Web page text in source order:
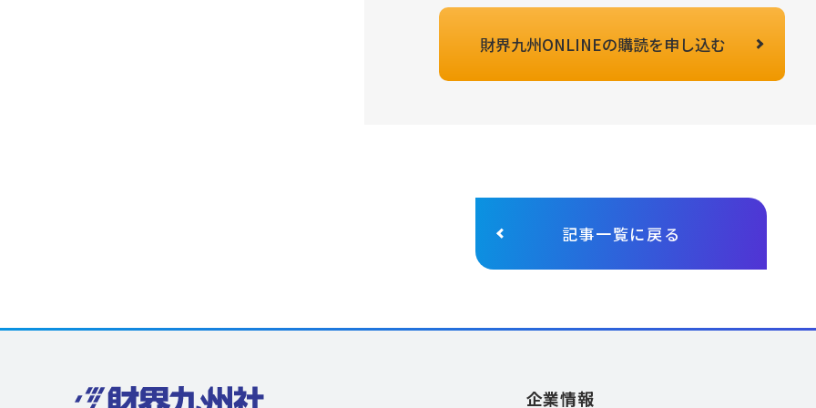
財界九州ONLINEの購読を申し込む
記事一覧に戻る
企業情報